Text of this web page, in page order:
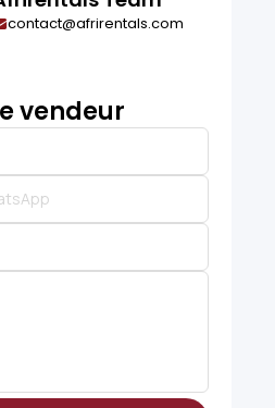
contact@afrirentals.com
vendeur